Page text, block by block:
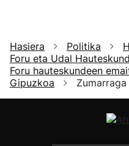
Hasiera Politika
Foru eta Udal
Foru hauteskundeen
Gipuzkoa
Zumarraga